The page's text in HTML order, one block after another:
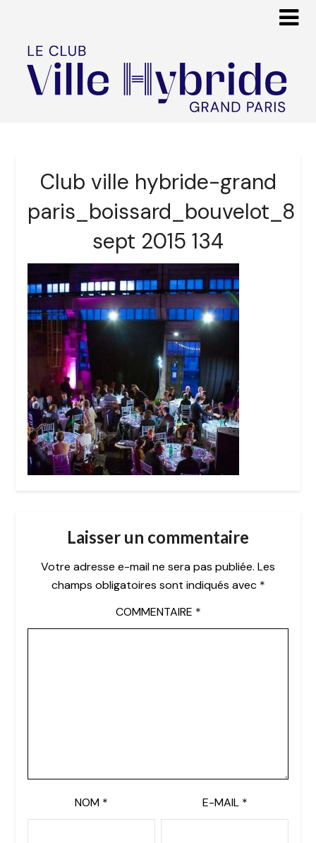
Club ville hybride-grand
paris_boissard_bouvelot_8
sept 2015 134
Laisser un commentaire
Votre adresse e-mail ne sera pas publiée. Les
champs obligatoires sont indiqués avec *
COMMENTAIRE *
NOM * E-MAIL *